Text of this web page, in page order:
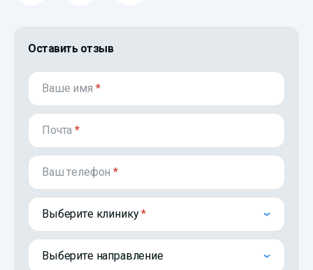
Оставить отзыв
Ваше имя *
Почта*
Ваш телефон*
Выберите клинику
Выберите направление